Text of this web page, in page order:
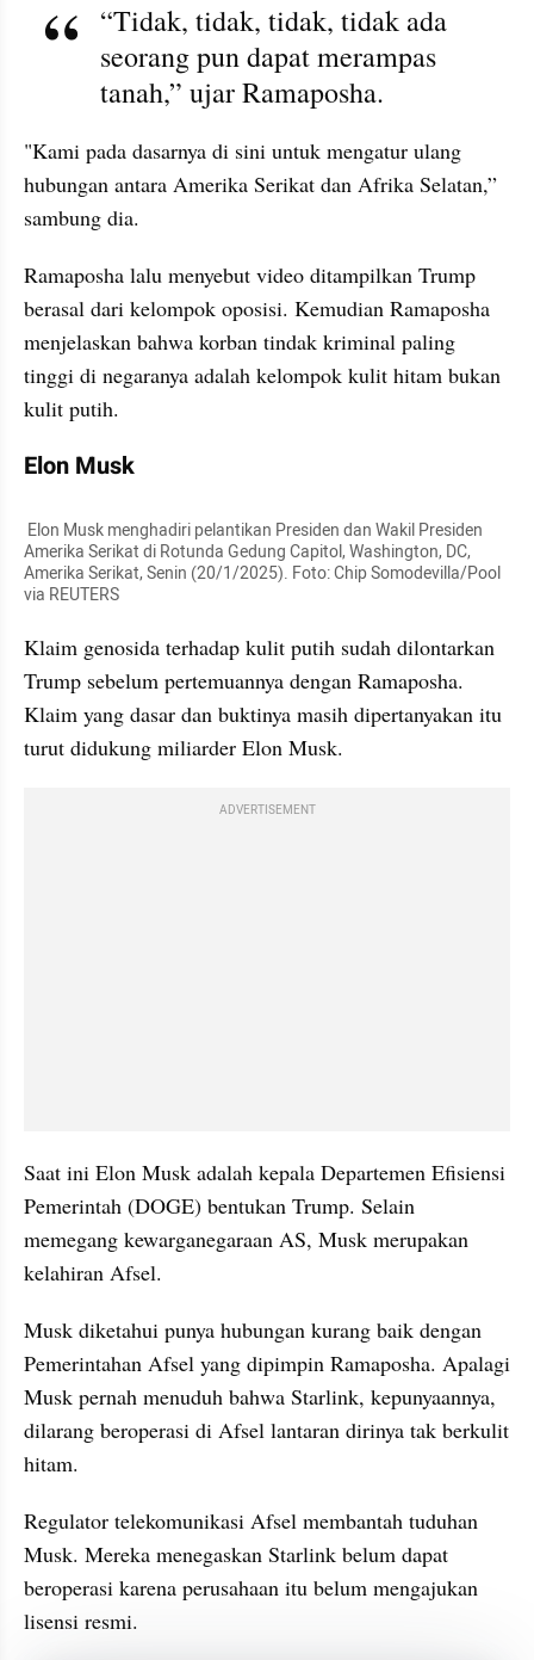
“Tidak, tidak, tidak, tidak ada
seorang pun dapat merampas
tanah,” ujar Ramaposha.
"Kami pada dasarnya di sini untuk mengatur ulang
hubungan antara Amerika Serikat dan Afrika Selatan,”
sambung dia.
Ramaposha lalu menyebut video ditampilkan Trump
berasal dari kelompok oposisi. Kemudian Ramaposha
menjelaskan bahwa korban tindak kriminal paling
tinggi di negaranya adalah kelompok kulit hitam bukan
kulit putih.
Elon Musk
Amerika Serikat di Rotunda Gedung Capitol, Washington, DC,
Amerika Serikat, Senin (20/1/2025). Foto: Chip Somodevilla/Pool
via REUTERS
Klaim genosida terhadap kulit putih sudah dilontarkan
Trump sebelum pertemuannya dengan Ramaposha.
Klaim yang dasar dan buktinya masih dipertanyakan itu
turut didukung miliarder Elon Musk.
ADVERTISEMENT
Saat ini Elon Musk adalah kepala Departemen Efisiensi
Pemerintah (DOGE) bentukan Trump. Selain
memegang kewarganegaraan AS, Musk merupakan
kelahiran Afsel.
Musk diketahui punya hubungan kurang baik dengan
Pemerintahan Afsel yang dipimpin Ramaposha. Apalagi
Musk pernah menuduh bahwa Starlink, kepunyaannya,
dilarang beroperasi di Afsel lantaran dirinya tak berkulit
hitam.
Regulator telekomunikasi Afsel membantah tuduhan
Musk. Mereka menegaskan Starlink belum dapat
beroperasi karena perusahaan itu belum mengajukan
lisensi resmi.